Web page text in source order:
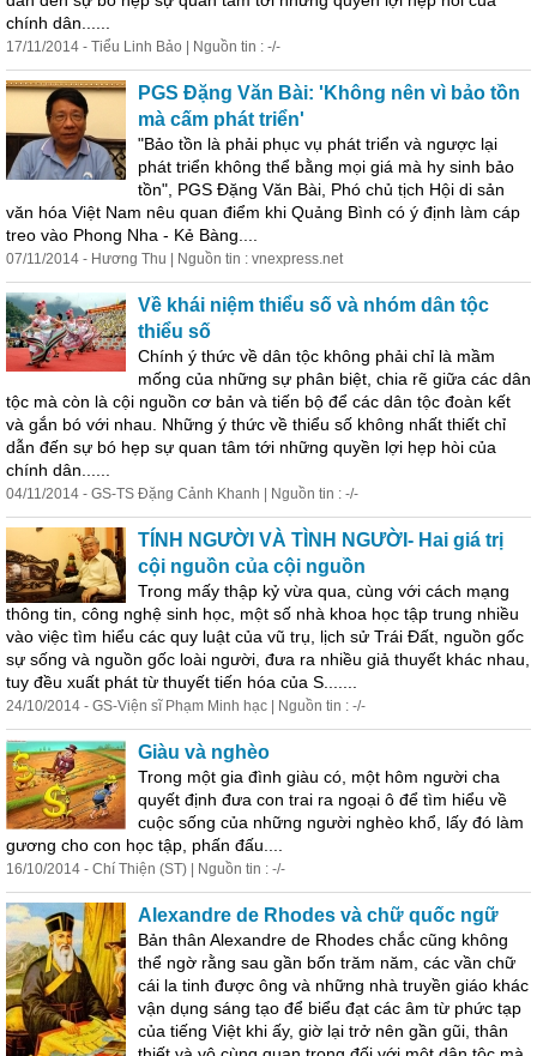
chính dân......
17/11/2014 - Tiểu Linh Bảo | Nguồn tin : -/-
PGS Đặng Văn Bài: 'Không nên vì bảo tồn
mà cấm phát triển'
"Bảo tồn là phải phục vụ phát triển và ngược lại
phát triển không thể bằng mọi giá mà hy sinh bảo
tồn", PGS Đặng Văn Bài, Phó chủ tịch Hội di sản
văn hóa Việt Nam nêu quan điểm khi Quảng Bình có ý định làm cáp
treo vào Phong Nha - Kẻ Bàng....
07/11/2014 - Hương Thu | Nguồn tin : vnexpress.net
Về khái niệm thiểu số và nhóm dân tộc
thiểu số
Chính ý thức về dân tộc không phải chỉ là mầm
mống của những sự phân biệt, chia rẽ giữa các dân
tộc mà còn là cội nguồn cơ bản và tiến bộ để các dân tộc đoàn kết
và gắn bó với nhau. Những ý thức về thiểu số không nhất thiết chỉ
dẫn đến sự bó hẹp sự quan tâm tới những quyền lợi hẹp hòi của
chính dân......
04/11/2014 - GS-TS Đặng Cảnh Khanh | Nguồn tin : -/-
TÍNH NGƯỜI VÀ TÌNH NGƯỜI- Hai giá trị
cội nguồn của cội nguồn
Trong mấy thập kỷ vừa qua, cùng với cách mạng
thông tin, công nghệ sinh học, một số nhà khoa học tập trung nhiều
vào việc tìm hiểu các quy luật của vũ trụ, lịch sử Trái Đất, nguồn gốc
sự sống và nguồn gốc loài người, đưa ra nhiều giả thuyết khác nhau,
tuy đều xuất phát từ thuyết tiến hóa của S.......
24/10/2014 - GS-Viện sĩ Phạm Minh hạc | Nguồn tin : -/-
Giàu và nghèo
Trong một gia đình giàu có, một hôm người cha
quyết định đưa con trai ra ngoại ô để tìm hiểu về
cuộc sống của những người nghèo khổ, lấy đó làm
gương cho con học tập, phấn đấu....
16/10/2014 - Chí Thiện (ST) | Nguồn tin : -/-
Alexandre de Rhodes và chữ quốc ngữ
Bản thân Alexandre de Rhodes chắc cũng không
thể ngờ rằng sau gần bốn trăm năm, các vần chữ
cái la tinh được ông và những nhà truyền giáo khác
vận dụng sáng tạo để biểu đạt các âm từ phức tạp
của tiếng Việt khi ấy, giờ lại trở nên gần gũi, thân